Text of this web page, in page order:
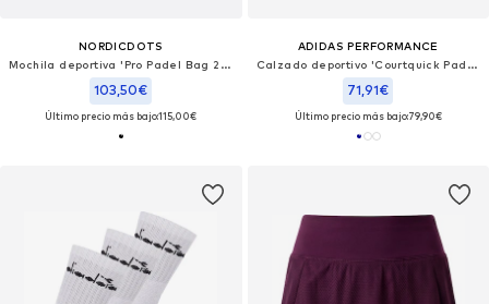
NORDICDOTS
Mochila deportiva 'Pro Padel Bag 2.0 - Stealth Black'
103,50€
Último precio más bajo:115,00€
ADIDAS PERFORMANCE
Calzado deportivo 'Courtquick Padel'
71,91€
Último precio más bajo:79,90€